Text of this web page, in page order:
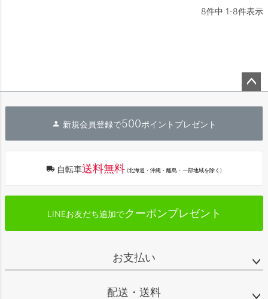
8件中 1-8件表示
新規会員登録で500ポイントプレゼント
自転車送料無料 (北海道・沖縄・離島・一部地域を除く)
LINEお友だち追加でクーポンプレゼント
お支払い
配送・送料